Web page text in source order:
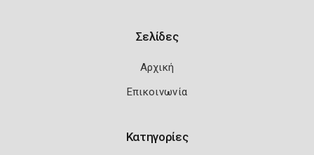
Σελίδες
Αρχική
Επικοινωνία
Κατηγορίες